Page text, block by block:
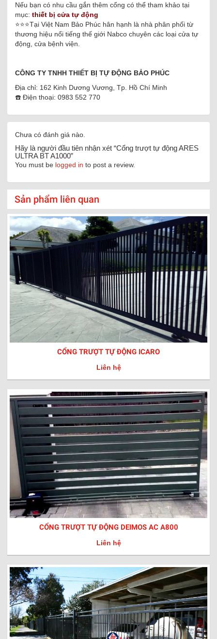
Nếu bạn có nhu cầu gắn thêm cổng có thể tham khảo tại
mục: thiết bị cửa tự động
⭐️⭐️⭐️Tại Việt Nam Bảo Phúc hân hạnh là nhà phân phối từ
thương hiệu nổi tiếng thế giới Nabco chuyên các loại cửa tự
động, cửa bệnh viện.
CÔNG TY TNHH THIẾT BỊ TỰ ĐỘNG BẢO PHÚC
Địa chỉ: 162 Kinh Dương Vương, Tp. Hồ Chí Minh
☎️ Điện thoại: 0983 552 770
Chưa có đánh giá nào.
Hãy là người đầu tiên nhận xét “Cổng trượt tự động ARES
ULTRA BT A1000”
You must be logged in to post a review.
Sản phẩm liên quan
CỔNG TRƯỢT TỰ ĐỘNG ICARO
Liên hệ
CỔNG TRƯỢT TỰ ĐỘNG DEIMOS AC A800
Liên hệ